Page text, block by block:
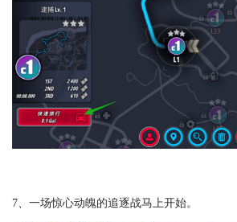
7、一场惊心动魄的追逐战马上开始。